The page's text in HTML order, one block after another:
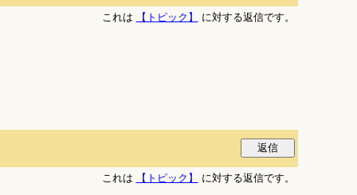
これは
【トピック】 に対する返信です。
これは
【トピック】 に対する返信です。